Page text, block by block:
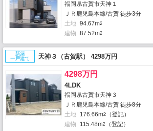
福岡県古賀市天神１
ＪＲ鹿児島本線/古賀 徒歩3分
土地 94.67m2
建物 87.52m2
新築
一戸建て
天神３（古賀駅） 4298万円
4298万円
4LDK
福岡県古賀市天神３
ＪＲ鹿児島本線/古賀 徒歩8分
土地 176.66m2
（登記）
建物
115.48m2 （登記）